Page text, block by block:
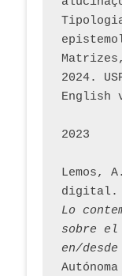
2024.
English
2023
Lemos,
Lo
sobre el
en/